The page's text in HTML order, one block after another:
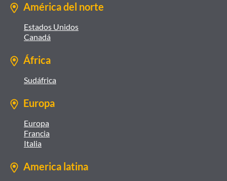
América del norte
Estados Unidos
Canadá
África
Sudáfrica
Europa
Europa
Francia
Italia
America latina